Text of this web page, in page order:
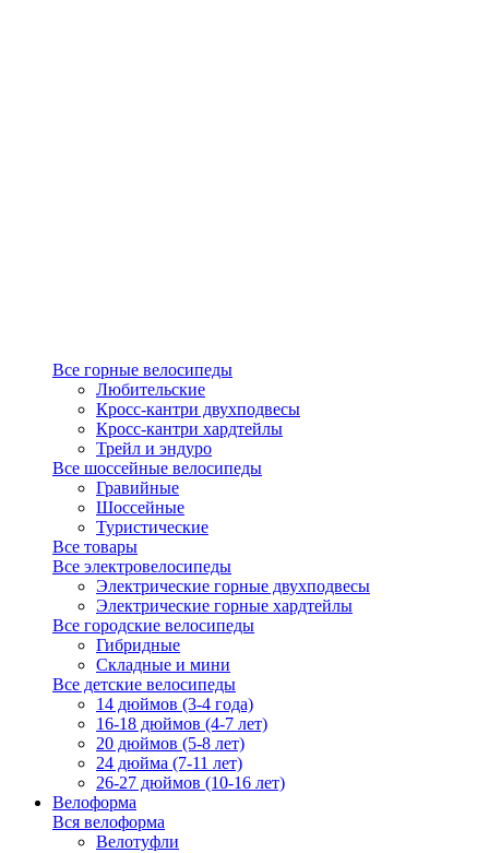
Все горные велосипеды
Любительские
Кросс-кантри двухподвесы
Кросс-кантри хардтейлы
Трейл и эндуро
Все шоссейные велосипеды
Гравийные
Шоссейные
Туристические
Все товары
Все электровелосипеды
Электрические горные двухподвесы
Электрические горные хардтейлы
Все городские велосипеды
Гибридные
Складные и мини
Все детские велосипеды
14 дюймов (3-4 года)
16-18 дюймов (4-7 лет)
20 дюймов (5-8 лет)
24 дюйма (7-11 лет)
26-27 дюймов (10-16 лет)
Велоформа
Вся велоформа
Велотуфли